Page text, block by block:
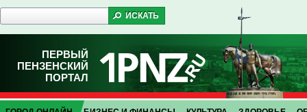
ПЕРВЫЙ
ПЕНЗЕНСКИЙ
ПОРТАЛ